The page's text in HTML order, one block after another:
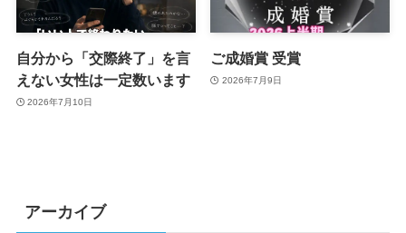
自分から「交際終了」を言
えない女性は一定数います
2026年7月10日
ご成婚賞 受賞
2026年7月9日
アーカイブ